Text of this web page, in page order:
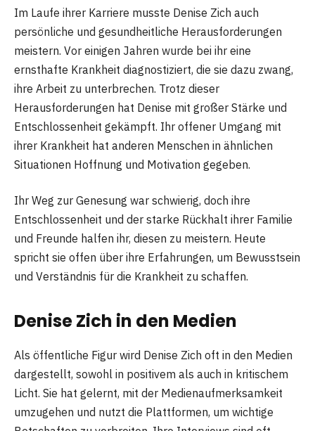
Im Laufe ihrer Karriere musste Denise Zich auch
persönliche und gesundheitliche Herausforderungen
meistern. Vor einigen Jahren wurde bei ihr eine
ernsthafte Krankheit diagnostiziert, die sie dazu zwang,
ihre Arbeit zu unterbrechen. Trotz dieser
Herausforderungen hat Denise mit großer Stärke und
Entschlossenheit gekämpft. Ihr offener Umgang mit
ihrer Krankheit hat anderen Menschen in ähnlichen
Situationen Hoffnung und Motivation gegeben.
Ihr Weg zur Genesung war schwierig, doch ihre
Entschlossenheit und der starke Rückhalt ihrer Familie
und Freunde halfen ihr, diesen zu meistern. Heute
spricht sie offen über ihre Erfahrungen, um Bewusstsein
und Verständnis für die Krankheit zu schaffen.
Denise Zich in den Medien
Als öffentliche Figur wird Denise Zich oft in den Medien
dargestellt, sowohl in positivem als auch in kritischem
Licht. Sie hat gelernt, mit der Medienaufmerksamkeit
umzugehen und nutzt die Plattformen, um wichtige